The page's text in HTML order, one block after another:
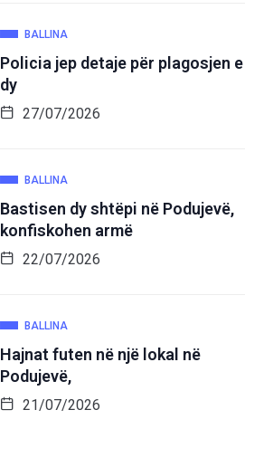
BALLINA
Policia jep detaje për plagosjen e
dy
27/07/2026
BALLINA
Bastisen dy shtëpi në Podujevë,
konfiskohen armë
22/07/2026
BALLINA
Hajnat futen në një lokal në
Podujevë,
21/07/2026